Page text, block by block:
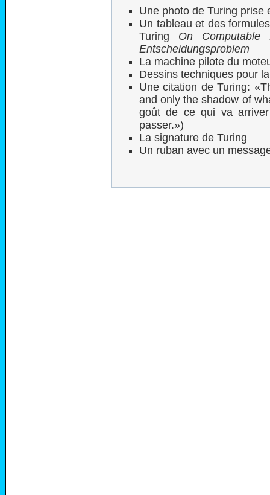
Une photo de Turing prise
Un tableau et des
Turing On Computable
Entscheidungsproblem
La machine pilote du
Dessins techniques pour
Une citation de Turing:
and only the shadow of
goût de ce qui va
passer.»)
La signature de Turing
Un ruban avec un